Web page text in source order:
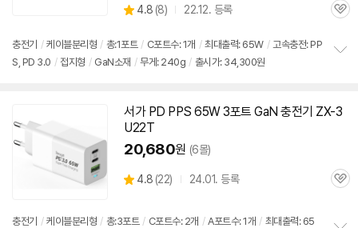
품
견
별
4.8 (상
리
뷰
8) 22.12. 등록
관
충전기 / 케이블분리형 / 총:1포트 / C포트수: 1개 / 최대출력: 65W / 고속충전: PP
S, PD 3.0 / 접지형 / GaN소재 / 무게: 240g / 출시가: 34,300원
치
서가 PD PPS 65W3포트 GaN 충전기 ZX-3
U22T
20,680원 (6몰)
별
4.8 (상
22) 24.01. 등록
관
충전기 / 케이블분리형 / 총:3포트 / C포트수: 2개 / A포트수: 1개 / 최대출력: 65